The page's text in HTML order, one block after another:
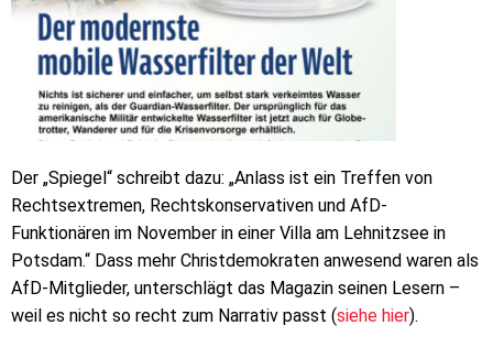
Der „Spiegel“ schreibt dazu: „Anlass ist ein Treffen von
Rechtsextremen, Rechtskonservativen und AfD-
Funktionären im November in einer Villa am Lehnitzsee in
Potsdam.“ Dass mehr Christdemokraten anwesend waren als
AfD-Mitglieder, unterschlägt das Magazin seinen Lesern –
weil es nicht so recht zum Narrativ passt (siehe hier).